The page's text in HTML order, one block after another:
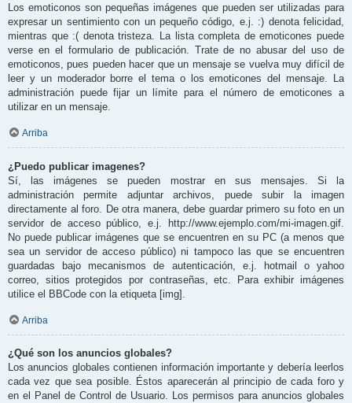
Los emoticonos son pequeñas imágenes que pueden ser utilizadas para
expresar un sentimiento con un pequeño código, e.j. :) denota felicidad,
mientras que :( denota tristeza. La lista completa de emoticones puede
verse en el formulario de publicación. Trate de no abusar del uso de
emoticonos, pues pueden hacer que un mensaje se vuelva muy difícil de
leer y un moderador borre el tema o los emoticones del mensaje. La
administración puede fijar un límite para el número de emoticones a
utilizar en un mensaje.
Arriba
¿Puedo publicar imagenes?
Sí, las imágenes se pueden mostrar en sus mensajes. Si la
administración permite adjuntar archivos, puede subir la imagen
directamente al foro. De otra manera, debe guardar primero su foto en un
servidor de acceso público, e.j. http://www.ejemplo.com/mi-imagen.gif.
No puede publicar imágenes que se encuentren en su PC (a menos que
sea un servidor de acceso público) ni tampoco las que se encuentren
guardadas bajo mecanismos de autenticación, e.j. hotmail o yahoo
correo, sitios protegidos por contraseñas, etc. Para exhibir imágenes
utilice el BBCode con la etiqueta [img].
Arriba
¿Qué son los anuncios globales?
Los anuncios globales contienen información importante y debería leerlos
cada vez que sea posible. Éstos aparecerán al principio de cada foro y
en el Panel de Control de Usuario. Los permisos para anuncios globales